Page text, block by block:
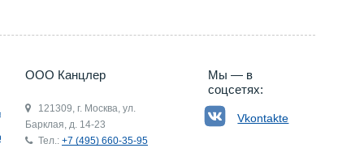
ООО Канцлер
121309, г. Москва, ул.
Барклая, д. 14-23
Тел.: +7 (495) 660-35-95
Мы — в
соцсетях:
Vkontakte